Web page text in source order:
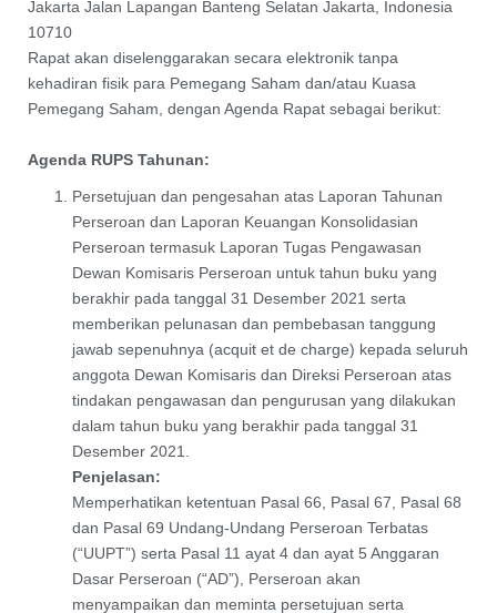
Jakarta Jalan Lapangan Banteng Selatan Jakarta, Indonesia
10710
Rapat akan diselenggarakan secara elektronik tanpa
kehadiran fisik para Pemegang Saham dan/atau Kuasa
Pemegang Saham, dengan Agenda Rapat sebagai berikut:
Agenda RUPS Tahunan:
Persetujuan dan pengesahan atas Laporan Tahunan
Perseroan dan Laporan Keuangan Konsolidasian
Perseroan termasuk Laporan Tugas Pengawasan
Dewan Komisaris Perseroan untuk tahun buku yang
berakhir pada tanggal 31 Desember 2021 serta
memberikan pelunasan dan pembebasan tanggung
jawab sepenuhnya (acquit et de charge) kepada seluruh
anggota Dewan Komisaris dan Direksi Perseroan atas
tindakan pengawasan dan pengurusan yang dilakukan
dalam tahun buku yang berakhir pada tanggal 31
Desember 2021.
Penjelasan:
Memperhatikan ketentuan Pasal 66, Pasal 67, Pasal 68
dan Pasal 69 Undang-Undang Perseroan Terbatas
(“UUPT”) serta Pasal 11 ayat 4 dan ayat 5 Anggaran
Dasar Perseroan (“AD”), Perseroan akan
menyampaikan dan meminta persetujuan serta